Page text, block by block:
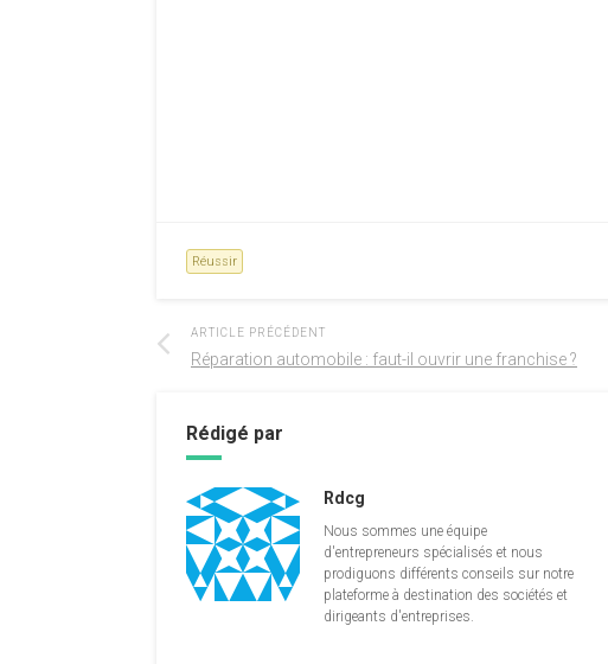
Réussir
ARTICLE PRÉCÉDENT
Réparation automobile : faut-il ouvrir une franchise ?
Rédigé par
Rdcg
Nous sommes une équipe
d'entrepreneurs spécialisés et nous
prodiguons différents conseils sur notre
plateforme à destination des sociétés et
dirigeants d'entreprises.